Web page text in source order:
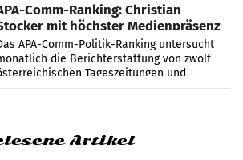
Comm-Ranking: Christian
mit höchster Medienpräsenz
Juli
APA-Comm-Politik-Ranking untersucht
die Berichterstattung von zwölf
Tageszeitungen und
welche Politikerinnen und
Artikel